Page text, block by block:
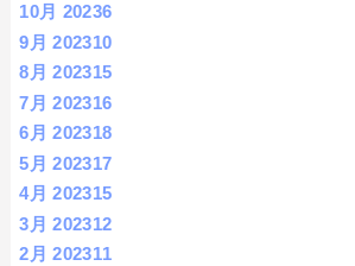
10月 20236
9月 202310
8月 202315
7月 202316
6月 202318
5月 202317
4月 202315
3月 202312
2月 202311